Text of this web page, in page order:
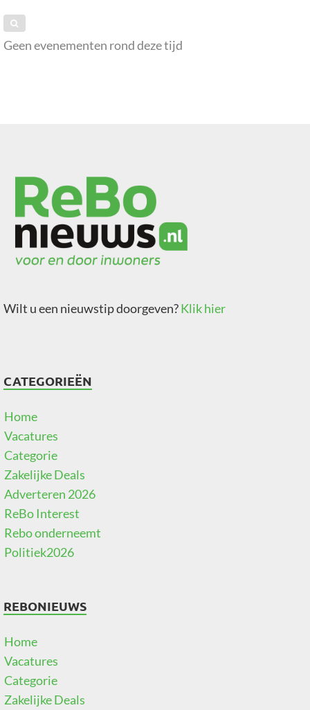
Geen evenementen rond deze tijd
Wilt u een nieuwstip doorgeven?Klik hier
CATEGORIEËN
Home
Vacatures
Categorie
Zakelijke Deals
Adverteren 2026
ReBo Interest
Rebo onderneemt
Politiek2026
REBONIEUWS
Home
Vacatures
Categorie
Zakelijke Deals